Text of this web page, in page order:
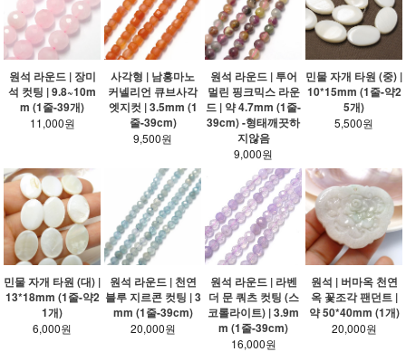
원석 라운드 | 장미
석 컷팅 | 9.8~10m
m (1줄-39개)
11,000원
사각형 | 남홍마노
커넬리언 큐브사각
엣지컷 | 3.5mm (1
줄-39cm)
9,500원
원석 라운드 | 투어
멀린 핑크믹스 라운
드 | 약 4.7mm (1줄-
39cm) -형태깨끗하
지않음
9,000원
민물 자개 타원 (중) |
10*15mm (1줄-약2
5개)
5,500원
민물 자개 타원 (대) |
13*18mm (1줄-약2
1개)
6,000원
원석 라운드 | 천연
블루 지르콘 컷팅 | 3
mm (1줄-39cm)
20,000원
원석 라운드 | 라벤
더 문 쿼츠 컷팅 (스
코롤라이트) | 3.9m
m (1줄-39cm)
16,000원
원석 | 버마옥 천연
옥 꽃조각 팬던트 |
약 50*40mm (1개)
20,000원